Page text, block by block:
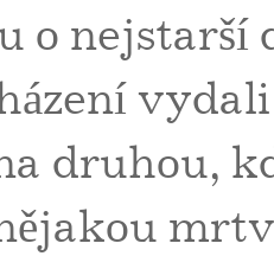
o nejstarší
druhou,